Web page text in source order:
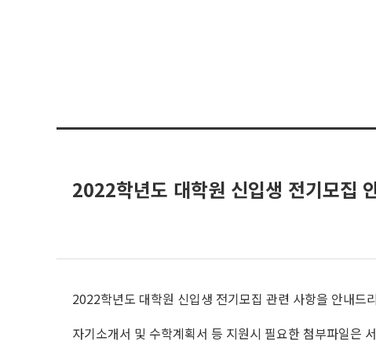
2022학년도 대학원 신입생 전기모집
2022학년도 대학원 신입생 전기모집 관련 사항을 안내드
자기소개서 및 수학계획서 등 지원시 필요한 첨부파일